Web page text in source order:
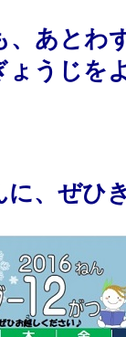
、あとわ
ょうじを
、ぜひ